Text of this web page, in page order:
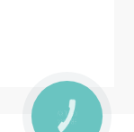
КНОПКА
ЗВ'ЯЗКУ